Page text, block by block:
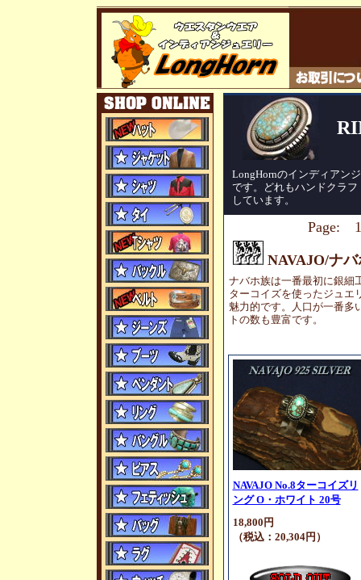
LongHornのインディアン
です。どれもハンドクラ
しています。
NAVAJO/ナバ
ナバホ族は一番最初に銀細
ターコイズを使ったジュエ
魅力的です。人口が一番多
トの数も豊富です。
NAVAJO No.8ターコイズリ
ング O・ホワイト 20号
18,800円
（税込：20,304円）